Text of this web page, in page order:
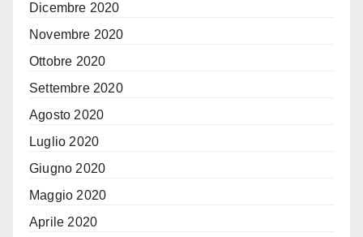
Dicembre 2020
Novembre 2020
Ottobre 2020
Settembre 2020
Agosto 2020
Luglio 2020
Giugno 2020
Maggio 2020
Aprile 2020